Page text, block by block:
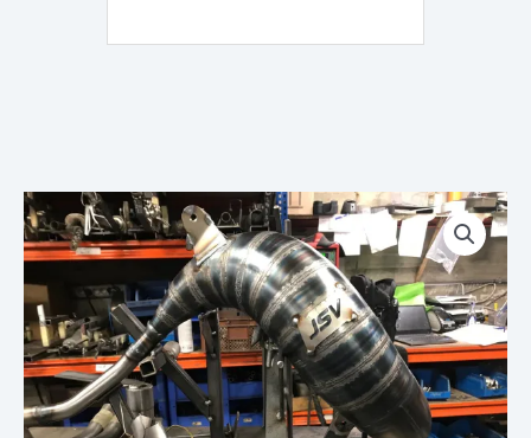
Plage
de
prix :
€ 189,00
à
€ 599,00
quantité
de
Ligne
Pot
Echappement
JSV
Cônes